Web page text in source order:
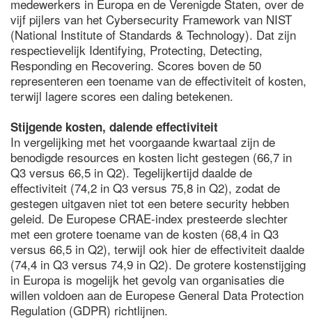
medewerkers in Europa en de Verenigde Staten, over de
vijf pijlers van het Cybersecurity Framework van NIST
(National Institute of Standards & Technology). Dat zijn
respectievelijk Identifying, Protecting, Detecting,
Responding en Recovering. Scores boven de 50
representeren een toename van de effectiviteit of kosten,
terwijl lagere scores een daling betekenen.
Stijgende kosten, dalende effectiviteit
In vergelijking met het voorgaande kwartaal zijn de
benodigde resources en kosten licht gestegen (66,7 in
Q3 versus 66,5 in Q2). Tegelijkertijd daalde de
effectiviteit (74,2 in Q3 versus 75,8 in Q2), zodat de
gestegen uitgaven niet tot een betere security hebben
geleid. De Europese CRAE-index presteerde slechter
met een grotere toename van de kosten (68,4 in Q3
versus 66,5 in Q2), terwijl ook hier de effectiviteit daalde
(74,4 in Q3 versus 74,9 in Q2). De grotere kostenstijging
in Europa is mogelijk het gevolg van organisaties die
willen voldoen aan de Europese General Data Protection
Regulation (GDPR) richtlijnen.